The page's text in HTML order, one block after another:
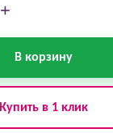
+
В корзину
Купить в 1 клик